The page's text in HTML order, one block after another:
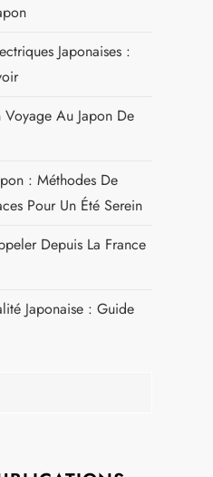
Japonaises :
Au Japon De
: Méthodes De
Pour Un Été Serein
Depuis La France
Japonaise : Guide